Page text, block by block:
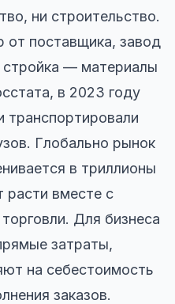
ни строительство.
от поставщика, завод
— материалы
в 2023 году
транспортировали
Глобально рынок
в триллионы
расти вместе с
Для бизнеса
затраты,
на себестоимость
заказов.